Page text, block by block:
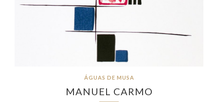
ÁGUAS DE MUSA
MANUEL CARMO